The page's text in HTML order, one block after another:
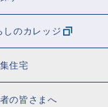
しのカレッジ
住宅
の皆さまへ